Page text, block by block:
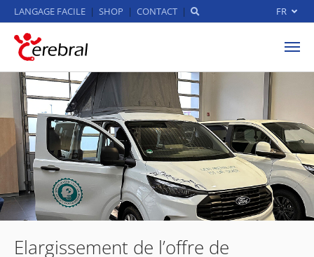
Aller au contenu principal
LANGAGE FACILE SHOP CONTACT FR
Elargissement de l’offre de